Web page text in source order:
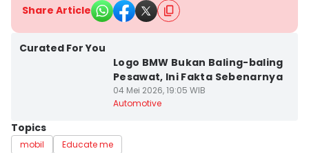
Share Article
Curated For You
Logo BMW Bukan Baling-baling
Pesawat, Ini Fakta Sebenarnya
04 Mei 2026, 19:05 WIB
Automotive
Topics
mobil Educate me